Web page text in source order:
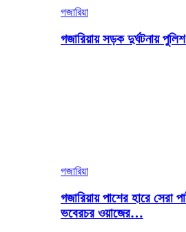
গজারিয়া
গজারিয়ায় সড়ক দুর্ঘটনায়
গজারিয়া
গজারিয়ায় পাশের হারে সেরা
ভবেরচর ওয়াজের…